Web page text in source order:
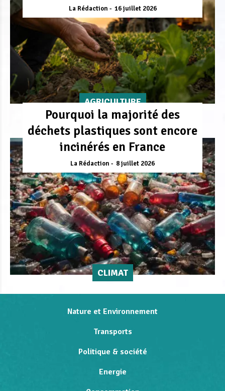
La Rédaction 16 juillet 2026
AGRICULTURE
Pourquoi la majorité des
déchets plastiques sont encore
incinérés en France
La Rédaction 8 juillet 2026
CLIMAT
Nature et Environnement
Transports
Politique & société
Energie